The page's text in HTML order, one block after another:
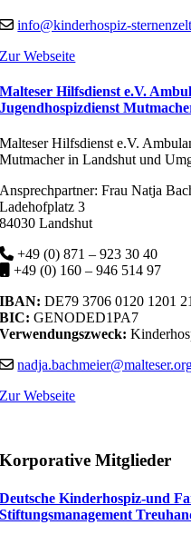
info@kinderhospiz-
Zur Webseite
Malteser Hilfsdienst e.V.
Jugendhospizdienst
Malteser Hilfsdienst e.V.
Mutmacher in Landshut und
Ansprechpartner: Frau Natja
Ladehofplatz 3
84030 Landshut
+49 (0) 871 – 923 30 40
+49 (0) 160 – 946 514 97
IBAN:DE79 3706 0120 1201
BIC:GENODED1PA7
Verwendungszweck:
Zur Webseite
Korporative Mitglieder
Deutsche Kinderhospiz-und
Stiftungsmanagement